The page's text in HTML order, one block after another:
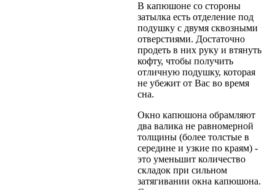
В капюшоне со стороны
затылка есть отделение под
подушку с двумя сквозными
отверстиями. Достаточно
продеть в них руку и втянуть
кофту, чтобы получить
отличную подушку, которая
не убежит от Вас во время
сна.
Окно капюшона обрамляют
два валика не равномерной
толщины (более толстые в
середине и узкие по краям) -
это уменьшит количество
складок при сильном
затягивании окна капюшона.